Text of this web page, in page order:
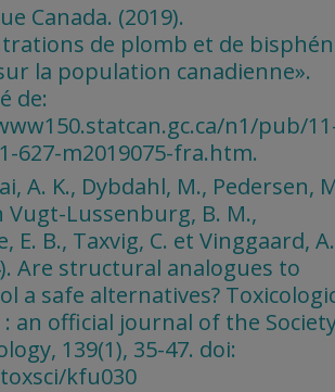
Canada. (2019).
de plomb et de
la population canadienne».
de:
n1/pub/
627-m2019075-fra.htm.
A. K., Dybdahl, M., Pedersen,
Vugt-Lussenburg, B. M.,
E. B., Taxvig, C. et Vinggaard, A.
Are structural analogues to
a safe alternatives?
: an official journal of the
139(1), 35-47. doi:
kfu030